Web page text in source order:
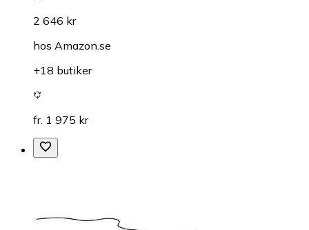
2 646 kr
hos Amazon.se
+18 butiker
fr. 1 975 kr